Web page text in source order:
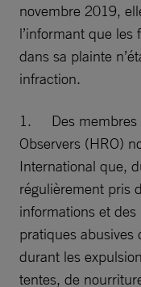
novembre 2019,
l’informant que
dans sa plainte
infraction.
1. Des membres
Observers (HRO)
International que,
régulièrement pris
informations et
pratiques abusives
durant les
tentes, de